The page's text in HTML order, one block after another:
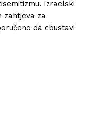
Izraelski
zahtjeva za
da obustavi